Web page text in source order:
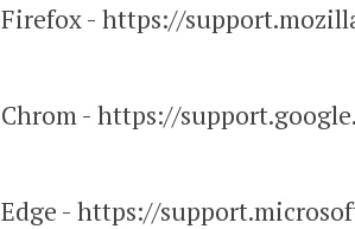
Firefox - https://
Chrom - https://
Edge - https://